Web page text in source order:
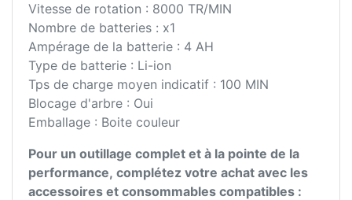
Vitesse de rotation : 8000 TR/MIN
Nombre de batteries : x1
Ampérage de la batterie : 4 AH
Type de batterie : Li-ion
Tps de charge moyen indicatif : 100 MIN
Blocage d'arbre : Oui
Emballage : Boite couleur
Pour un outillage complet et à la pointe de la
performance, complétez votre achat avec les
accessoires et consommables compatibles :